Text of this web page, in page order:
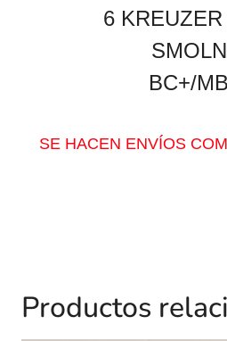
6
BC+/
SE HACEN ENVÍOS
Productos